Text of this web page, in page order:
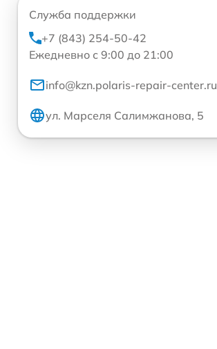
Служба поддержки
+7 (843) 254-50-42
Ежедневно с 9:00 до 21:00
info@kzn.polaris-repair-center.ru
ул. Марселя Салимжанова, 5